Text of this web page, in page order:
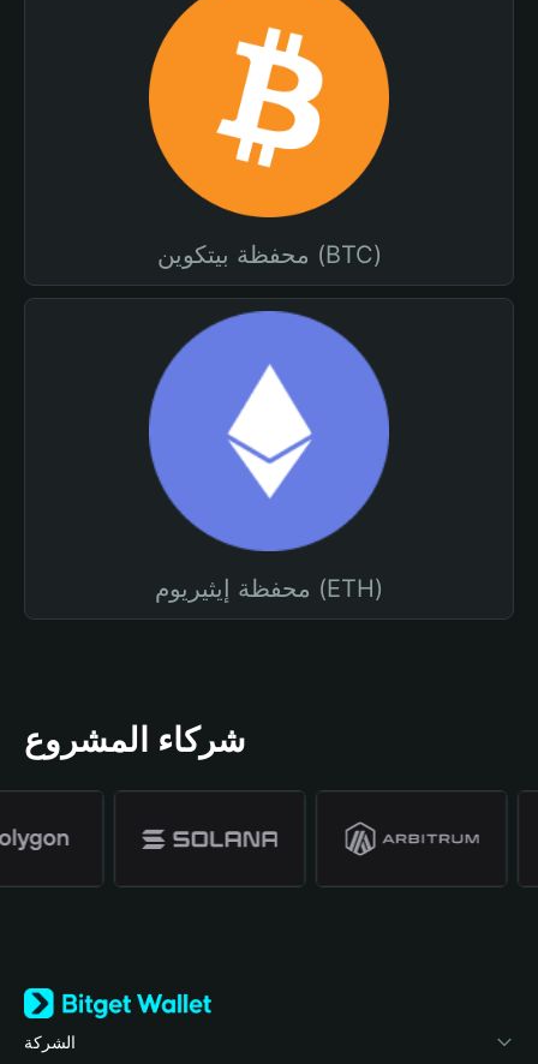
محفظة بيتكوين (BTC)
محفظة إيثيريوم (ETH)
شركاء المشروع
الشركة